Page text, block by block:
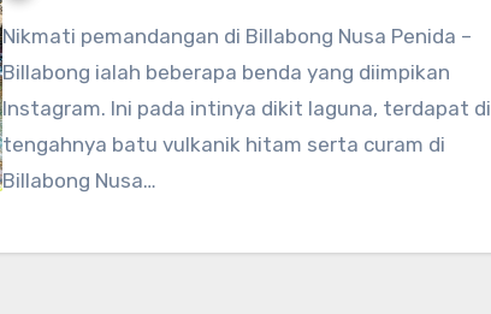
Nikmati pemandangan di Billabong Nusa Penida –
Billabong ialah beberapa benda yang diimpikan
Instagram. Ini pada intinya dikit laguna, terdapat di
tengahnya batu vulkanik hitam serta curam di
Billabong Nusa…